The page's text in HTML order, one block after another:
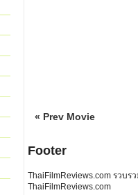
« Prev Movie
Footer
ThaiFilmReviews.com รวบ
ThaiFilmReviews.com